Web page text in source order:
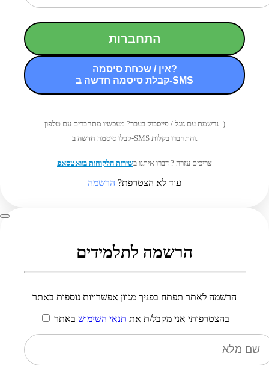
התחברות
אין / שכחת סיסמה?
קבלת סיסמה חדשה ב-SMS
נרשמת עם גוגל / פייסבוק בעבר? מעכשיו מתחברים עם טלפון :)
קבלו סיסמה חדשה ב-SMS והתחברו בקלות.
צריכים עזרה ? דברו איתנו בשירות הלקוחות בוואטסאפ
עוד לא הצטרפת? הרשמה
הרשמה לתלמידים
הרשמה לאתר תפתח בפניך מגוון אפשרויות נוספות באתר
בהצטרפותי אני מקבל/ת את תנאי השימוש באתר